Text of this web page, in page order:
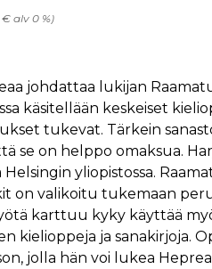
alv 0 %)
johdattaa lukijan
käsitellään keskeiset
tukevat. Tärkein
se on helppo omaksua.
yliopistossa.
on valikoitu tukemaan
karttuu kyky käyttää
kielioppeja ja sanakirjoja.
jolla hän voi lukea